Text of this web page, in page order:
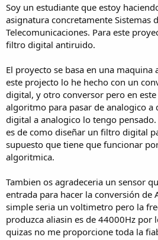
i
o
Soy un estudiante que estoy
asignatura concretamente Sistemas
Telecomunicaciones. Para este
filtro digital antiruido.
El proyecto se basa en una
este projecto lo he hecho con un
digital, y otro conversor pero en
algoritmo para pasar de analogico
digital a analogico lo tengo
es de como diseñar un filtro digital
supuesto que tiene que funcionar
algoritmica.
Tambien os agradeceria un sensor
entrada para hacer la conversión de
simple seria un voltimetro pero la
produzca aliasin es de 44000Hz
quizas no me proporcione toda la